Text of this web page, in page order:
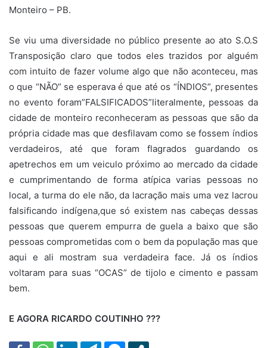
Monteiro – PB.
Se viu uma diversidade no público presente ao ato S.O.S
Transposição claro que todos eles trazidos por alguém
com intuito de fazer volume algo que não aconteceu, mas
o que “NÃO” se esperava é que até os “ÍNDIOS”, presentes
no evento foram”FALSIFICADOS”literalmente, pessoas da
cidade de monteiro reconheceram as pessoas que são da
própria cidade mas que desfilavam como se fossem índios
verdadeiros, até que foram flagrados guardando os
apetrechos em um veiculo próximo ao mercado da cidade
e cumprimentando de forma atípica varias pessoas no
local, a turma do ele não, da lacração mais uma vez lacrou
falsificando indígena,que só existem nas cabeças dessas
pessoas que querem empurra de guela a baixo que são
pessoas comprometidas com o bem da população mas que
aqui e ali mostram sua verdadeira face. Já os índios
voltaram para suas “OCAS” de tijolo e cimento e passam
bem.
E AGORA RICARDO COUTINHO ???